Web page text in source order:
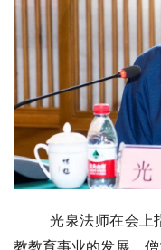
光泉法师在会上
教教育事业的发展、